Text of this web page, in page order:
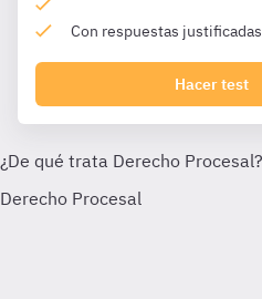
Con respuestas justificadas
Hacer test